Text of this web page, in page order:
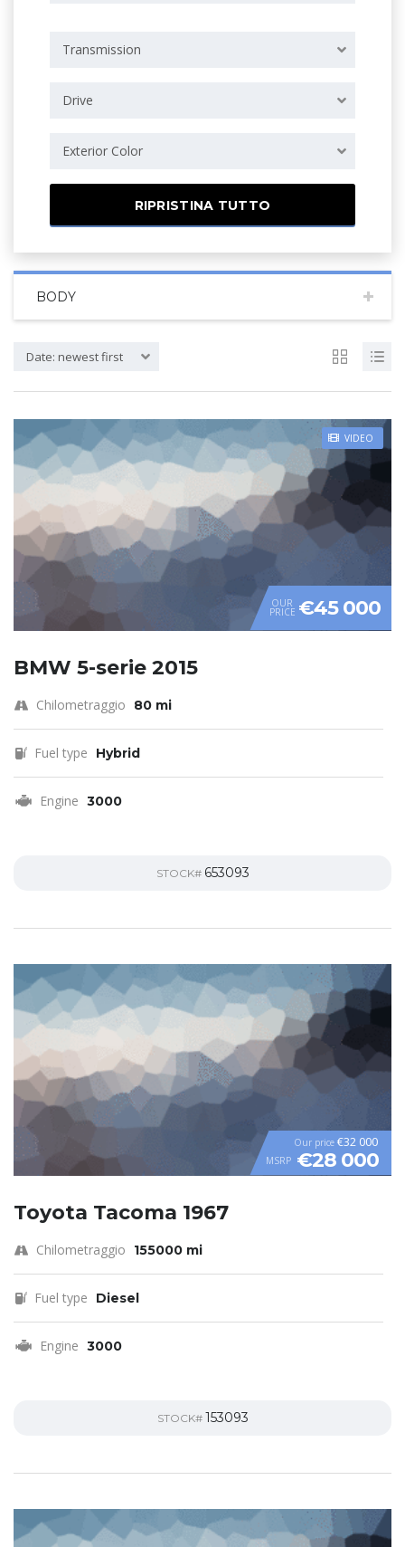
Transmission
Drive
Exterior Color
RIPRISTINA TUTTO
BODY
Date: newest first
VIDEO
OUR
PRICE €45 000
BMW 5-serie 2015
Chilometraggio 80 mi
Fuel type Hybrid
Engine 3000
STOCK# 653093
Our price €32 000
MSRP €28 000
Toyota Tacoma 1967
Chilometraggio 155000 mi
Fuel type Diesel
Engine 3000
STOCK# 153093